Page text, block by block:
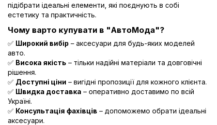
підібрати ідеальні елементи, які поєднують в собі
естетику та практичність.
Чому варто купувати в "АвтоМода"?
✅ Широкий вибір – аксесуари для будь-яких моделей
авто.
✅ Висока якість – тільки надійні матеріали та довговічні
рішення.
✅ Доступні ціни – вигідні пропозиції для кожного клієнта.
✅ Швидка доставка – оперативно доставимо по всій
Україні.
✅ Консультація фахівців – допоможемо обрати ідеальні
аксесуари.